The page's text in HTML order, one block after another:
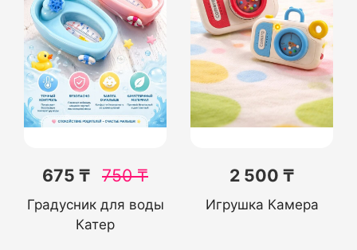
675 ₸ 750₸
Градусник для воды
Катер
2 500 ₸
Игрушка Камера